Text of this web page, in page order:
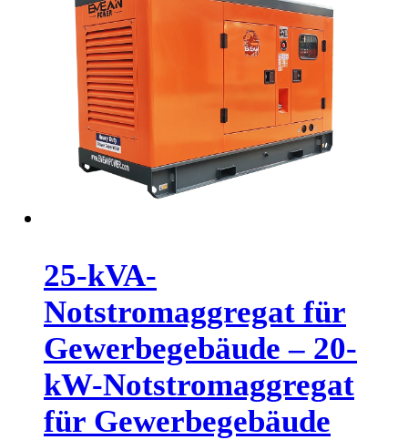
25-kVA-
Notstromaggregat für
Gewerbegebäude – 20-
kW-Notstromaggregat
für Gewerbegebäude